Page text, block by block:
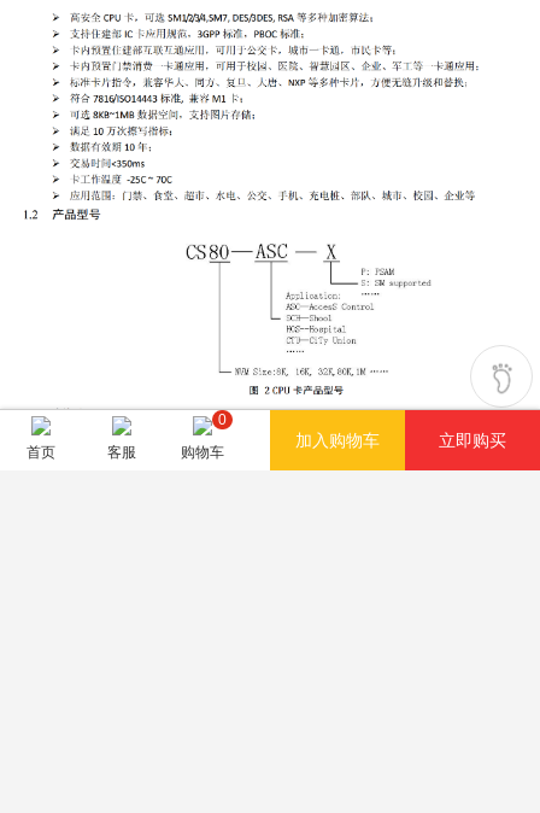
首页 客服
0
购物车
加入购物车 立即购买
分类